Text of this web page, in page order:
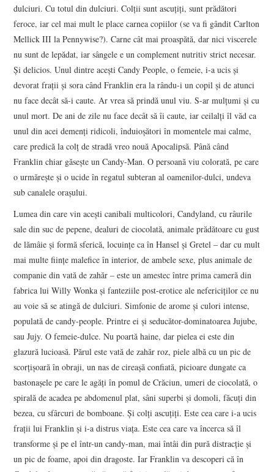
dulciuri. Cu totul din dulciuri. Colţii sunt ascuţiţi, sunt prădători
feroce, iar cel mai mult le place carnea copiilor (se va fi gândit Carlton
Mellick III la Pennywise?). Carne cât mai proaspătă, dar nici viscerele
nu sunt de lepădat, iar sângele e un complement nutritiv strict necesar.
Şi delicios. Unul dintre aceşti Candy People, o femeie, i-a ucis şi
devorat fraţii şi sora când Franklin era la rându-i un copil şi de atunci
nu face decât să-i caute. Ar vrea să prindă unul viu. S-ar mulţumi şi cu
unul mort. De ani de zile nu face decât să îi caute, iar ceilalţi îl văd ca
unul din acei demenţi ridicoli, înduioşători în momentele mai calme,
care predică la colţ de stradă vreo nouă Apocalipsă. Până când
Franklin chiar găseşte un Candy-Man. O persoană viu colorată, pe care
o urmăreşte şi o ucide în regatul subteran al oamenilor-dulci, undeva
sub canalele oraşului.
Lumea din care vin aceşti canibali multicolori, Candyland, cu râurile
sale din suc de pepene, dealuri de ciocolată, animale prădătoare cu gust
de lămâie şi formă sferică, locuinţe ca în Hansel şi Gretel – dar cu mult
mai multe fiinţe malefice în interior, de ambele sexe, plus animale de
companie din vată de zahăr – este un amestec între prima cameră din
fabrica lui Willy Wonka şi fanteziile post-erotice ale nefericiţilor ce nu
au voie să se atingă de dulciuri. Simfonie de arome şi culori intense,
populată de candy-people. Printre ei şi seducător-dominatoarea Jujube,
sau Jujy. O femeie-dulce. Nu poartă haine, dar pielea ei este din
glazură lucioasă. Părul este vată de zahăr roz, piele albă cu un pic de
scorţişoară în obraji, un nas de cireaşă confiată, picioare dungate ca
bastonaşele pe care le agăţi în pomul de Crăciun, umeri de ciocolată, o
spirală de acadea pe abdomenul plat, sâni superbi şi domoli, făcuţi din
bezea, cu sfârcuri de bomboane. Şi colţi ascuţiţi. Este cea care i-a ucis
fraţii lui Franklin şi i-a distrus viaţa. Este cea care va încerca să îl
transforme şi pe el într-un candy-man, mai întâi din pură distracţie şi
un pic de foame, apoi din dragoste. Iar Franklin va descoperi că în